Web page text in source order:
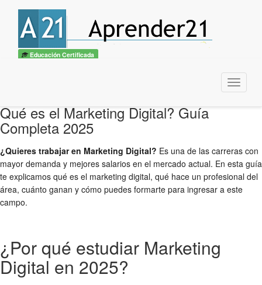
Educación Certificada
Menu
Qué es el Marketing Digital? Guía
Completa 2025
¿Quieres trabajar en Marketing Digital? Es una de las carreras con
mayor demanda y mejores salarios en el mercado actual. En esta guía
te explicamos qué es el marketing digital, qué hace un profesional del
área, cuánto ganan y cómo puedes formarte para ingresar a este
campo.
¿Por qué estudiar Marketing
Digital en 2025?